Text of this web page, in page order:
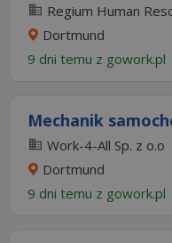
Regium Human
Dortmund
9 dni temu z gowork.pl
Mechanik
Work-4-All Sp. z o.o
Dortmund
9 dni temu z gowork.pl